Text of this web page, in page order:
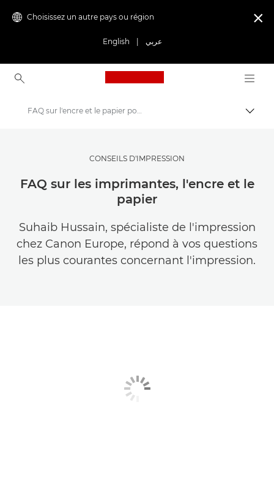
Choisissez un autre pays ou région
English عربي

Canon Logo, back to
Trouvez l'inspiration | Conseils de photographie et d'impression et guides de l'acheteur
Conseils et techniques de photographie et d'impression
FAQ sur l'encre et le papier pour imprimante | Réponses aux questions d'impression courantes
CONSEILS D'IMPRESSION
FAQ sur les imprimantes, l'encre et le
papier
Suhaib Hussain, spécialiste de l'impression
chez Canon Europe, répond à vos questions
les plus courantes concernant l'impression.